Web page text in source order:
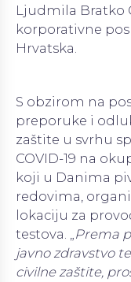
Ljudmila Bratko
korporativne
Hrvatska.
S obzirom na
preporuke i
zaštite u svrhu
COVID-19 na
koji u Danima
redovima,
lokaciju za
testova. „Prema
javno zdravstvo
civilne zaštite,